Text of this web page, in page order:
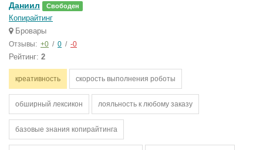
Даниил Свободен
Копирайтинг
Бровары
Отзывы: +0 / 0 / -0
Рейтинг: 2
креативность скорость выполнения роботы
обширный лексикон лояльность к любому заказу
базовые знания копирайтинга